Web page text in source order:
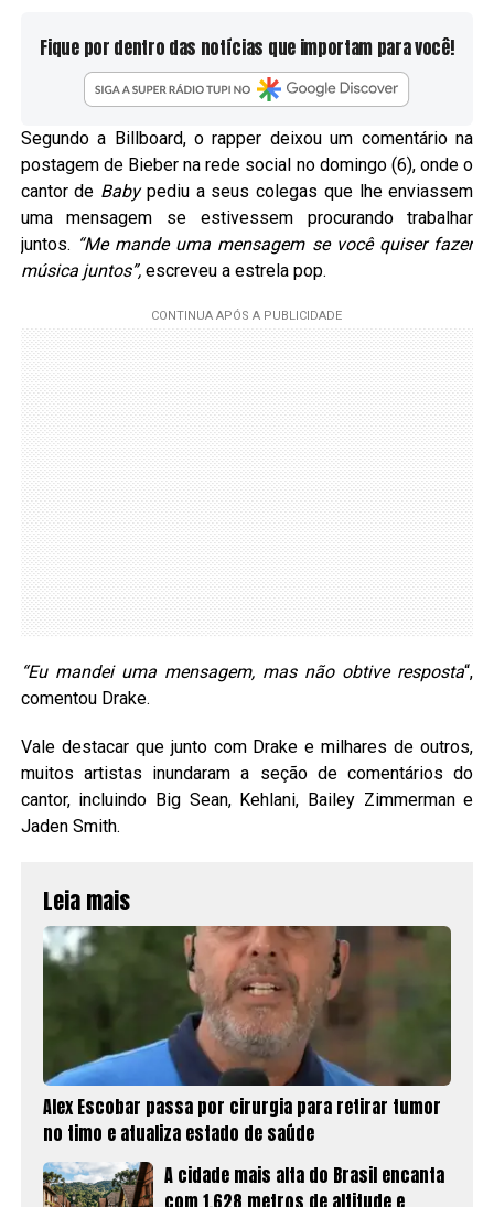
Fique por dentro das notícias que importam para você!
Segundo a Billboard, o rapper deixou um comentário na
postagem de Bieber na rede social no domingo (6), onde o
cantor de Babypediu a seus colegas que lhe enviassem
uma mensagem se estivessem procurando trabalhar
juntos. “Me mande uma mensagem se você quiser fazer
música juntos”,escreveu a estrela pop.
“Eu mandei uma mensagem, mas não obtive resposta“,
comentou Drake.
Vale destacar que junto com Drake e milhares de outros,
muitos artistas inundaram a seção de comentários do
cantor, incluindo Big Sean, Kehlani, Bailey Zimmerman e
Jaden Smith.
Leia mais
Alex Escobar passa por cirurgia para retirar tumor
no timo e atualiza estado de saúde
A cidade mais alta do Brasil encanta
com 1.628 metros de altitude e